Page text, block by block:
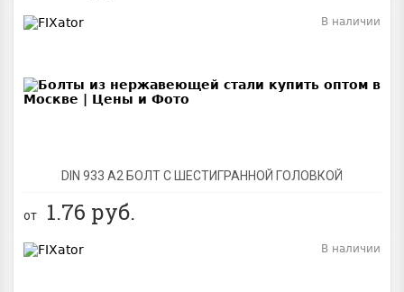
DIN 933 А2 БОЛТ С ШЕСТИГРАННОЙ ГОЛОВКОЙ
В наличии
от 1.76 руб.
В наличии